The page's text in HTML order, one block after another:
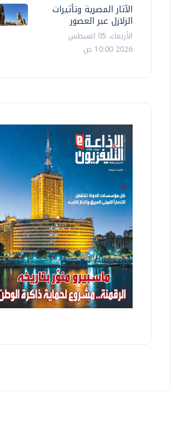
الآثار المصرية وتأثيرات
الزلازل عبر العصور
الأربعاء، 05 اغسطس
2026 10:00 ص